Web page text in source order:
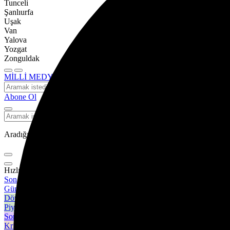
Tunceli
Şanlıurfa
Uşak
Van
Yalova
Yozgat
Zonguldak
MİLLİ MEDYA
Abone Ol
Aradığınız kelimeyi yazın ve entera basın, kapatmak için esc butonuna
Hızlı Erişim
Son Dakika
Günün son gelişmelerine yakından bakın.
Döviz Kurlar
Piyasanın kalbine yakından göz atın.
Son Depremler
Kripto Paralar